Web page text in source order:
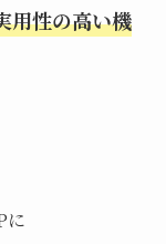
用性の高い機
に